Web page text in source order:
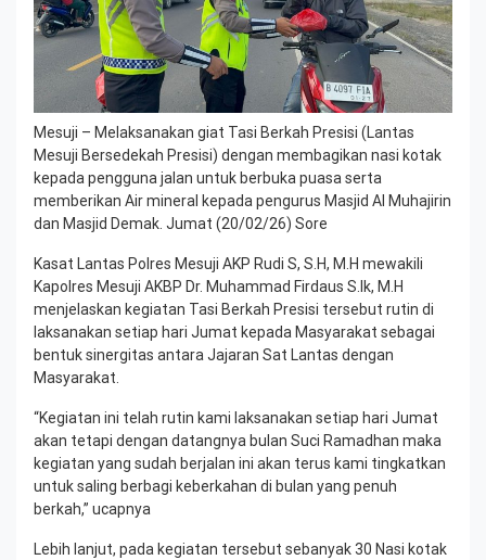
Mesuji – Melaksanakan giat Tasi Berkah Presisi (Lantas
Mesuji Bersedekah Presisi) dengan membagikan nasi kotak
kepada pengguna jalan untuk berbuka puasa serta
memberikan Air mineral kepada pengurus Masjid Al Muhajirin
dan Masjid Demak. Jumat (20/02/26) Sore
Kasat Lantas Polres Mesuji AKP Rudi S, S.H, M.H mewakili
Kapolres Mesuji AKBP Dr. Muhammad Firdaus S.Ik, M.H
menjelaskan kegiatan Tasi Berkah Presisi tersebut rutin di
laksanakan setiap hari Jumat kepada Masyarakat sebagai
bentuk sinergitas antara Jajaran Sat Lantas dengan
Masyarakat.
“Kegiatan ini telah rutin kami laksanakan setiap hari Jumat
akan tetapi dengan datangnya bulan Suci Ramadhan maka
kegiatan yang sudah berjalan ini akan terus kami tingkatkan
untuk saling berbagi keberkahan di bulan yang penuh
berkah,” ucapnya
Lebih lanjut, pada kegiatan tersebut sebanyak 30 Nasi kotak